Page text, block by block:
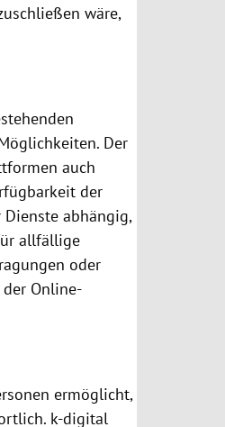
wäre,
Der
auch
der
abhängig,
allfällige
oder
der Online-
ermöglicht,
k-digital